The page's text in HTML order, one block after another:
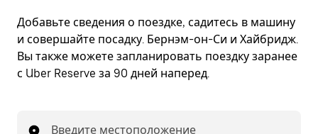
Добавьте сведения о поездке, садитесь в машину
и совершайте посадку. Бернэм-он-Си и Хайбридж.
Вы также можете запланировать поездку заранее
с Uber Reserve за 90 дней наперед.
Введите местоположение